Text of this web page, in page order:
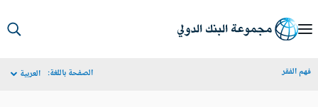
الفقر الصفحة باللغة: العربية